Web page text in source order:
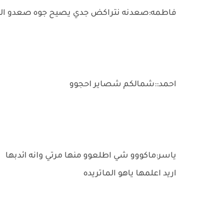
فاطمه:صعدنه نتراكض جدي يصيح جوه صعدو
احمد::شمالكم شصاير احجوو
ياسر:ماكووو شي اطلعوو منها مرتي وانه ائدبها
اريد اعلمها ياهو الماتريده